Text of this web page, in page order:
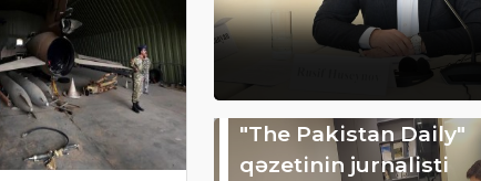
"The Pakistan Daily"
qəzetinin jurnalisti